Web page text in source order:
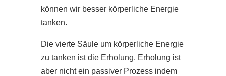
können wir besser körperliche Energie
tanken.
Die vierte Säule um körperliche Energie
zu tanken ist die Erholung. Erholung ist
aber nicht ein passiver Prozess indem